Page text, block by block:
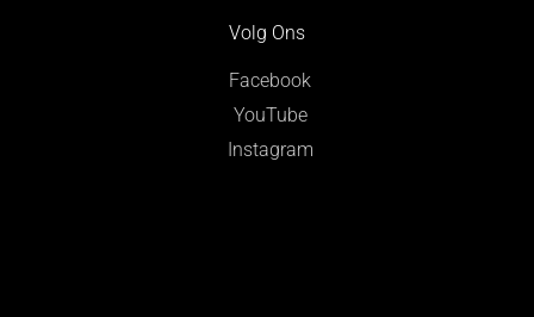
Volg Ons
Facebook
YouTube
Instagram